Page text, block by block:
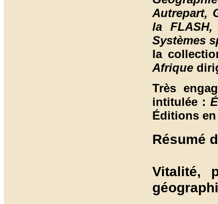
Autrepart,
la FLASH,
Systèmes
la
Afrique
Très
intitulée :
Éditions
Résumé
Vitalité,